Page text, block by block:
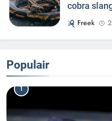
cobra
Freek
Populair
1